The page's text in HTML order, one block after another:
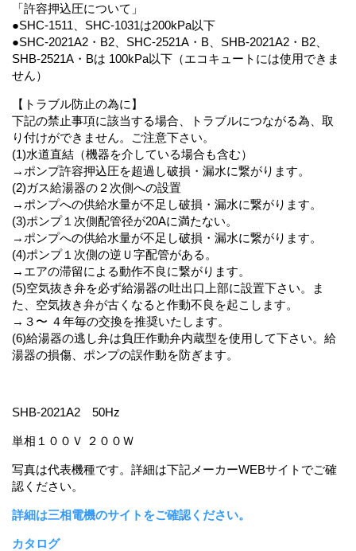
「許容押込圧について」
●SHC-1511、SHC-1031は200kPa以下
●SHC-2021A2・B2、SHC-2521A・B、SHB-2021A2・B2、
SHB-2521A・Bは 100kPa以下（エコキュートには使用できま
せん）
【トラブル防止の為に】
下記の禁止事項に該当する場合、トラブルにつながる為、取
り付けができません。ご注意下さい。
(1)水道直結（機器を介している場合も含む）
→ポンプ許容押込圧を超過し破損・漏水に繋がります。
(2)ガス給湯器の２次側への設置
→ポンプへの供給水量が不足し破損・漏水に繋がります。
(3)ポンプ１次側配管径が20Aに満たない。
→ポンプへの供給水量が不足し破損・漏水に繋がります。
(4)ポンプ１次側の逆Ｕ字配管がある。
→エアの滞留による動作不良に繋がります。
(5)空気抜き弁を必ず給湯器の吐出口上部に設置下さい。ま
た、空気抜き弁が古くなると作動不良を起こします。
→３〜 ４年毎の交換を推奨いたします。
(6)給湯器の逃し弁は負圧作動弁内蔵型を使用して下さい。給
湯器の損傷、ポンプの誤作動を防ぎます。
SHB-2021A2 50Hz
単相１００Ｖ ２００Ｗ
写真は代表機種です。詳細は下記メーカーWEBサイトでご確
認ください。
詳細は三相電機のサイトをご確認ください。
カタログ